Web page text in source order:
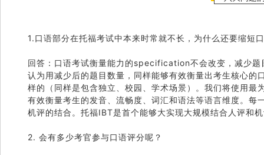
1.口语部分在托福考试中本来时常就不长，为什么还要缩短
回答：口语考试衡量能力的specification不会改变，减少
认为用减少后的题目数量，同样能够有效衡量出考生核心
样的（同样是包含独立、校园、学术场景）。我们将使用
有效衡量考生的发音、流畅度、词汇和语法等语言维度。
机评的结合。托福IBT是首个能够大实现大规模结合人评和
2. 会有多少考官参与口语评分呢？